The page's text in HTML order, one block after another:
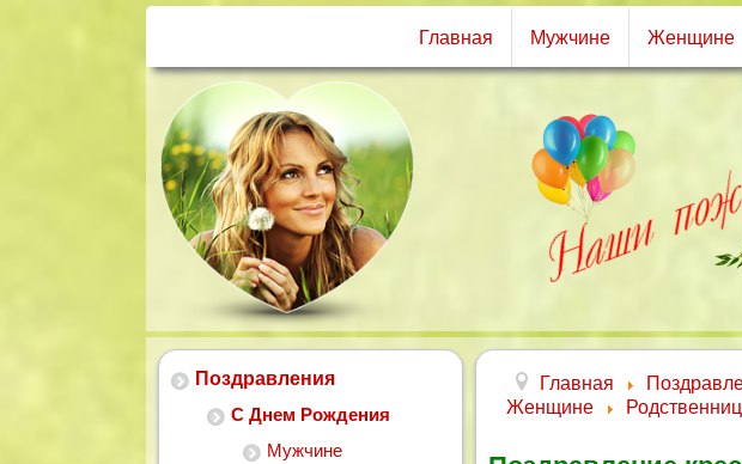
Главная Мужчине Женщине
Поздравления
С Днем Рождения
Мужчине
Главная
Женщине